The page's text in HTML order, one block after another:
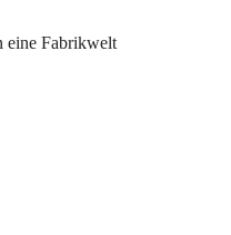
eine Fabrikwelt